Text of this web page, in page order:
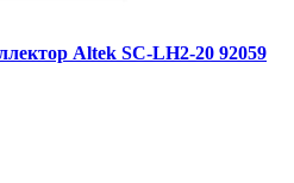
Altek SC-LH2-20 92059